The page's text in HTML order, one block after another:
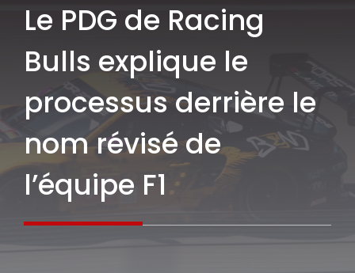
Le PDG de Racing
Bulls explique le
processus derrière le
nom révisé de
l’équipe F1